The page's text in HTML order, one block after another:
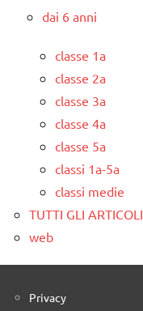
dai 6 anni
classe 1a
classe 2a
classe 3a
classe 4a
classe 5a
classi 1a-5a
classi medie
TUTTI GLI ARTICOLI
web
Privacy